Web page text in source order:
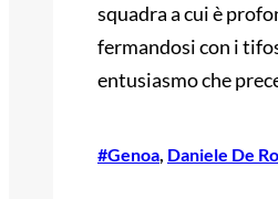
squadra a cui è
fermandosi con i
entusiasmo che
#Genoa, Daniele De